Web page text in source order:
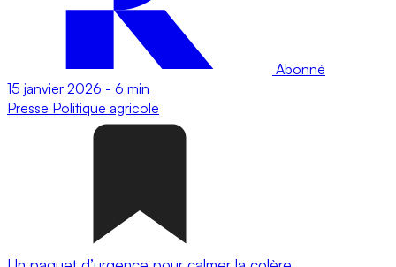
Abonné
15 janvier 2026 - 6 min
Presse Politique agricole